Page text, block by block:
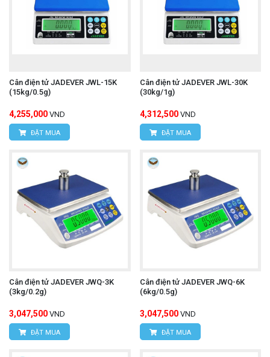
Cân điện tử JADEVER JWL-15K
(15kg/0.5g)
4,255,000 VND
ĐẶT MUA
Cân điện tử JADEVER JWL-30K
(30kg/1g)
4,312,500 VND
ĐẶT MUA
Cân điện tử JADEVER JWQ-3K
(3kg/0.2g)
3,047,500 VND
ĐẶT MUA
Cân điện tử JADEVER JWQ-6K
(6kg/0.5g)
3,047,500 VND
ĐẶT MUA